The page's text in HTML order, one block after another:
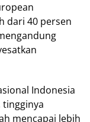
dari 40 persen
Indonesia
mencapai lebih